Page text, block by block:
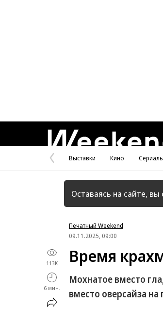
Предыдущая
страница
Выставки Кино Сериалы
Оставаясь на сайте, вы
Печатный Weekend
09.11.2025, 09:00
113K
6 мин.
Время
Мохнатое вместо
вместо оверсайза на